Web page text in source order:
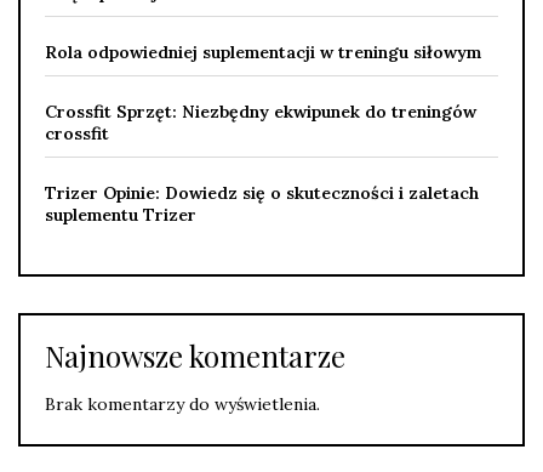
Rola odpowiedniej suplementacji w treningu siłowym
Crossfit Sprzęt: Niezbędny ekwipunek do treningów
crossfit
Trizer Opinie: Dowiedz się o skuteczności i zaletach
suplementu Trizer
Najnowsze komentarze
Brak komentarzy do wyświetlenia.